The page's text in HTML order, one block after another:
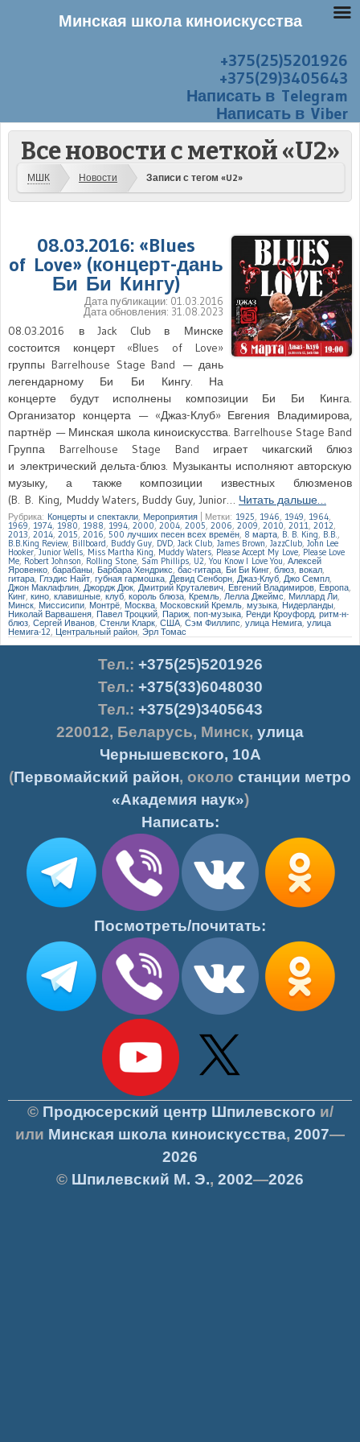
+375(25)5201926
+375(29)3405643
Написать в Telegram
Написать в Viber
Все новости с меткой «U2»
МШК Новости Записи с тегом «U2»
08.03.2016: «Blues
of Love» (концерт-дань
Би Би Кингу)
Дата публикации: 01.03.2016
Дата обновления: 31.08.2023
08.03.2016 в Jack Club в Минске
состоится концерт «Blues of Love»
группы Barrelhouse Stage Band — дань
легендарному Би Би Кингу. На
концерте будут исполнены композиции Би Би Кинга.
Организатор концерта — «Джаз-Клуб» Евгения Владимирова,
партнёр — Минская школа киноискусства. Barrelhouse Stage Band
Группа Barrelhouse Stage Band играет чикагский блюз
и электрический дельта-блюз. Музыканты исполняют авторскую
музыку, а также композиции известных блюзменов
(B. B. King, Muddy Waters, Buddy Guy, Junior… Читать дальше…
Рубрика: Концерты и спектакли Мероприятия Метки: 1925 1946 1949 1964
1969 1974 1980 1988 1994 2000, 2004 2005 2006 2009 2010 2011 2012
2013, 2014 2015, 2016, 500 лучших песен всех времён 8 марта B. B. King B.B.
B.B.King Review, Billboard Buddy Guy DVD Jack Club,James Brown JazzClub John Lee
Hooker,Junior Wells Miss Martha King Muddy Waters, Please Accept My Love ,Please Love
Me Robert Johnson , Rolling Stone Sam Phillips U2 ,You Know I Love You Алексей
Яровенко барабаны Барбара Хендрикс бас-гитара Би Би Кинг блюз вокал
гитара Глэдис Найт ,губная гармошка Девид Сенборн Джаз-Клуб Джо Семпл
Джон Маклафлин Джордж Дюк, Дмитрий Круталевич, Евгений Владимиров Европа
Кинг кино клавишные,клуб король блюза,Кремль ,Лелла Джеймс, Миллард Ли
Минск Миссисипи Монтрё ,Москва Московский Кремль музыка Нидерланды
Николай Варвашеня Павел Троцкий Париж поп-музыка, Ренди Кроуфорд ритм-н-
блюз Сергей Иванов Стенли Кларк ,США Сэм Филлипс, улица Немига ,улица
Немига-12 Центральный район Эрл Томас
Тел.: +375(25)5201926
Тел.: +375(33)6048030
Тел.: +375(29)3405643
220012, Беларусь, Минск, улица
Чернышевского, 10А
(Первомайский район, около станции метро
«Академия наук»)
Написать:
Посмотреть/почитать:
© Продюсерский центр Шпилевского и/
или Минская школа киноискусства, 2007—
2026
© Шпилевский М. Э., 2002—2026
Минская школа киноискусства